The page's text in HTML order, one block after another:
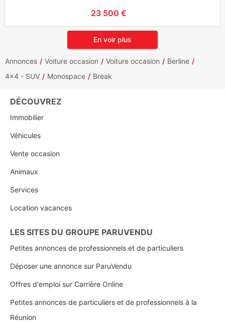
23 500 €
En voir plus
Annonces Voiture occasion Voiture occasion
Berline
4x4 - SUV
Monospace Break
DÉCOUVREZ
Immobilier
Véhicules
Vente occasion
Animaux
Services
Location vacances
LES SITES DU GROUPE PARUVENDU
Petites annonces de professionnels et de particuliers
Déposer une annonce sur ParuVendu
Offres d'emploi sur Carrière Online
Petites annonces de particuliers et de professionnels à la
Réunion